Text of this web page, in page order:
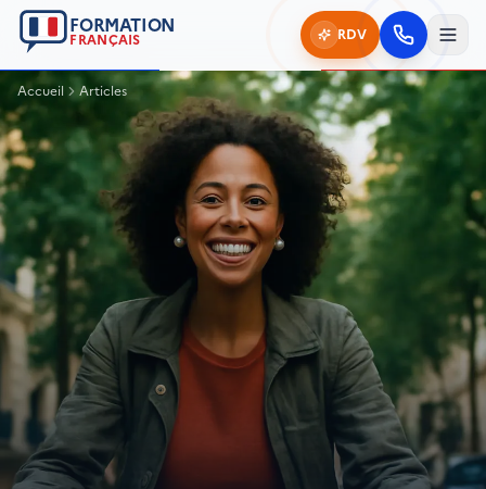
FORMATION
FRANÇAIS RDV
Accueil Articles